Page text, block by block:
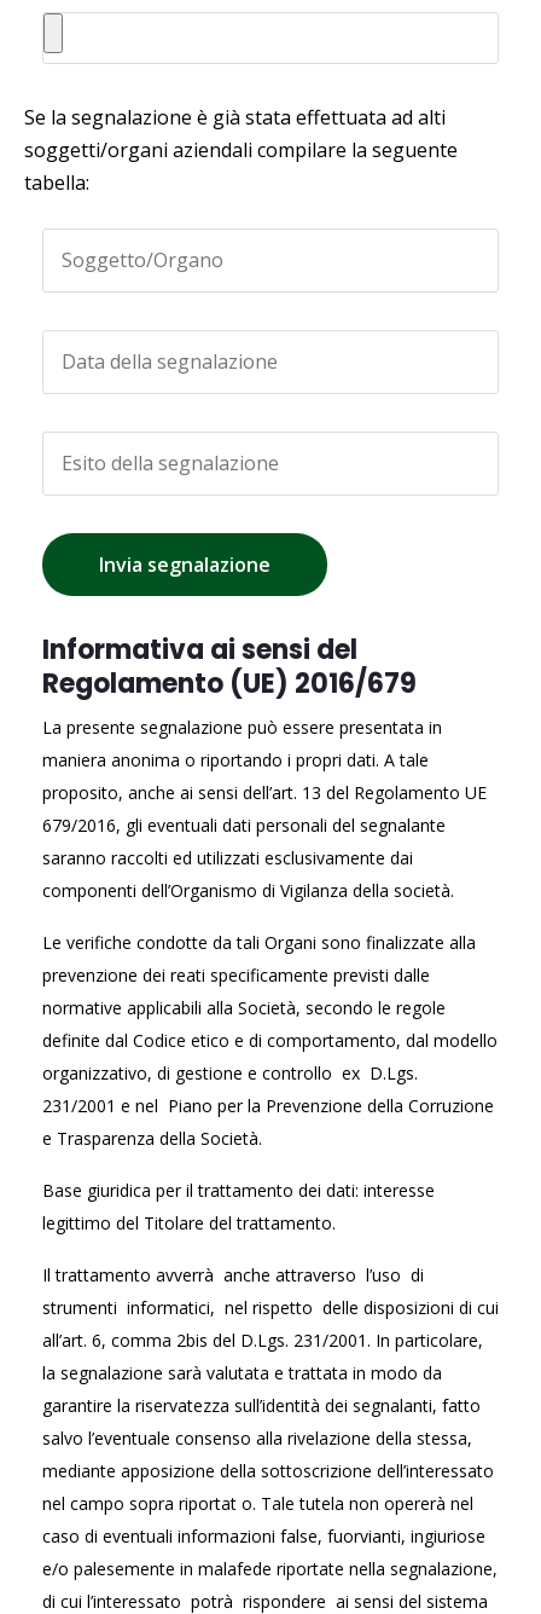
Se la segnalazione è già stata effettuata ad alti
soggetti/organi aziendali compilare la seguente
tabella:
Informativa ai sensi del
Regolamento (UE) 2016/679
La presente segnalazione può essere presentata in
maniera anonima o riportando i propri dati. A tale
proposito, anche ai sensi dell’art. 13 del Regolamento UE
679/2016, gli eventuali dati personali del segnalante
saranno raccolti ed utilizzati esclusivamente dai
componenti dell’Organismo di Vigilanza della società.
Le verifiche condotte da tali Organi sono finalizzate alla
prevenzione dei reati specificamente previsti dalle
normative applicabili alla Società, secondo le regole
definite dal Codice etico e di comportamento, dal modello
organizzativo, di gestione e controllo ex D.Lgs.
231/2001 e nel Piano per la Prevenzione della Corruzione
e Trasparenza della Società.
Base giuridica per il trattamento dei dati: interesse
legittimo del Titolare del trattamento.
Il trattamento avverrà anche attraverso l’uso di
strumenti informatici, nel rispetto delle disposizioni di cui
all’art. 6, comma 2bis del D.Lgs. 231/2001. In particolare,
la segnalazione sarà valutata e trattata in modo da
garantire la riservatezza sull’identità dei segnalanti, fatto
salvo l’eventuale consenso alla rivelazione della stessa,
mediante apposizione della sottoscrizione dell’interessato
nel campo sopra riportat o. Tale tutela non opererà nel
caso di eventuali informazioni false, fuorvianti, ingiuriose
e/o palesemente in malafede riportate nella segnalazione,
di cui l’interessato potrà rispondere ai sensi del sistema